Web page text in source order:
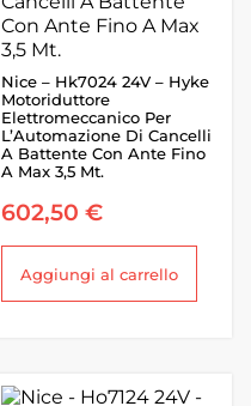
Nice – Hk7024 24V – Hyke
Motoriduttore
Elettromeccanico Per
L’Automazione Di Cancelli
A Battente Con Ante Fino
A Max 3,5 Mt.
602,50 €
Aggiungi al carrello